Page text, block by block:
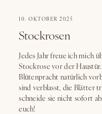
10. OKTOBER 2025
Stockrosen
Jedes Jahr freue ich mich
Stockrose vor der
Blütenpracht natürlich
sind verblasst, die Blätter
schneide sie nicht sofort
euch!